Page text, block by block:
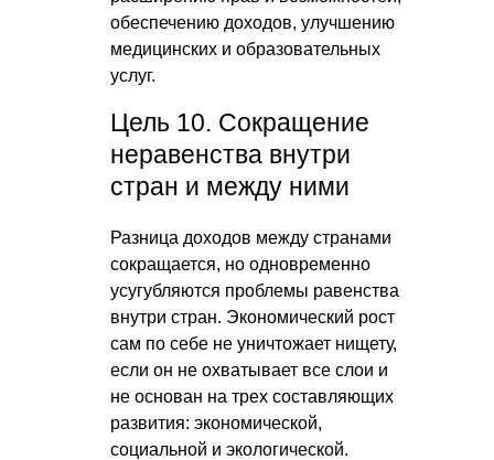
обеспечению доходов, улучшению
медицинских и образовательных
услуг.
Цель 10. Сокращение
неравенства внутри
стран и между ними
Разница доходов между странами
сокращается, но одновременно
усугубляются проблемы равенства
внутри стран. Экономический рост
сам по себе не уничтожает нищету,
если он не охватывает все слои и
не основан на трех составляющих
развития: экономической,
социальной и экологической.